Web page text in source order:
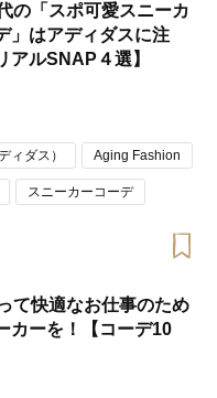
の「スポ可愛スニーカ
」はアディダスに注
アルSNAP４選】
ィダス） Aging Fashion
スニーカーコーデ
て快適なお仕事のため
カーを！【コーデ10